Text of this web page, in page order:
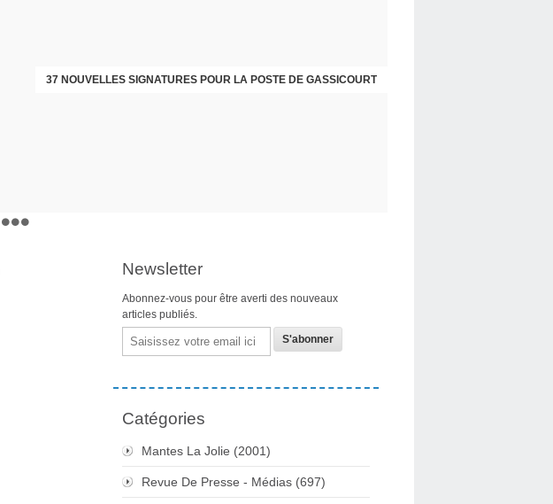
37 NOUVELLES SIGNATURES POUR LA POSTE DE GASSICOURT
DIMANCHE 25 JANVIER, JE VOUS INVITE
Newsletter
Abonnez-vous pour être averti des nouveaux
articles publiés.
Email
Catégories
Mantes La Jolie (2001)
Revue De Presse - Médias (697)